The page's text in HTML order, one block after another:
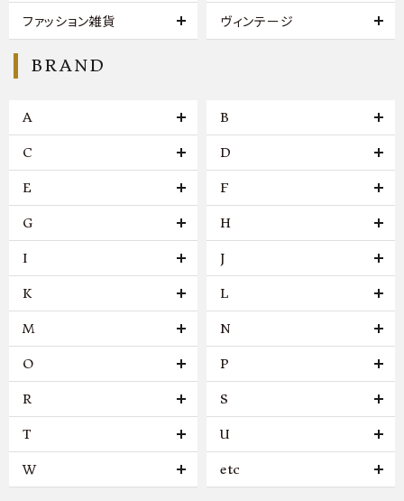
ファッション雑貨 ヴィンテージ
BRAND
A B
C D
E F
G H
I J
K L
M N
O P
R S
T U
W etc